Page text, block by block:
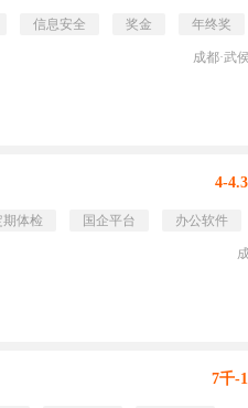
信息安全 奖金 年终奖
成都·武
4-
期体检 国企平台 办公软件
7千-